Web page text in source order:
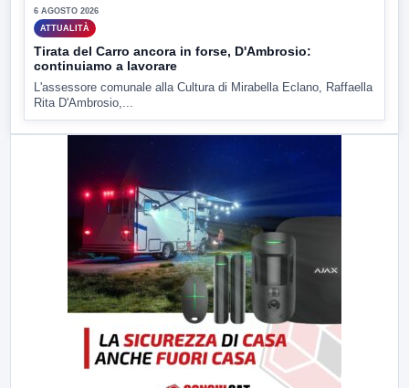
6 AGOSTO 2026
ATTUALITÀ
Tirata del Carro ancora in forse, D'Ambrosio:
continuiamo a lavorare
L'assessore comunale alla Cultura di Mirabella Eclano, Raffaella
Rita D'Ambrosio,...